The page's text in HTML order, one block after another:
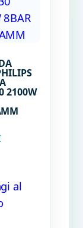
2100W
al